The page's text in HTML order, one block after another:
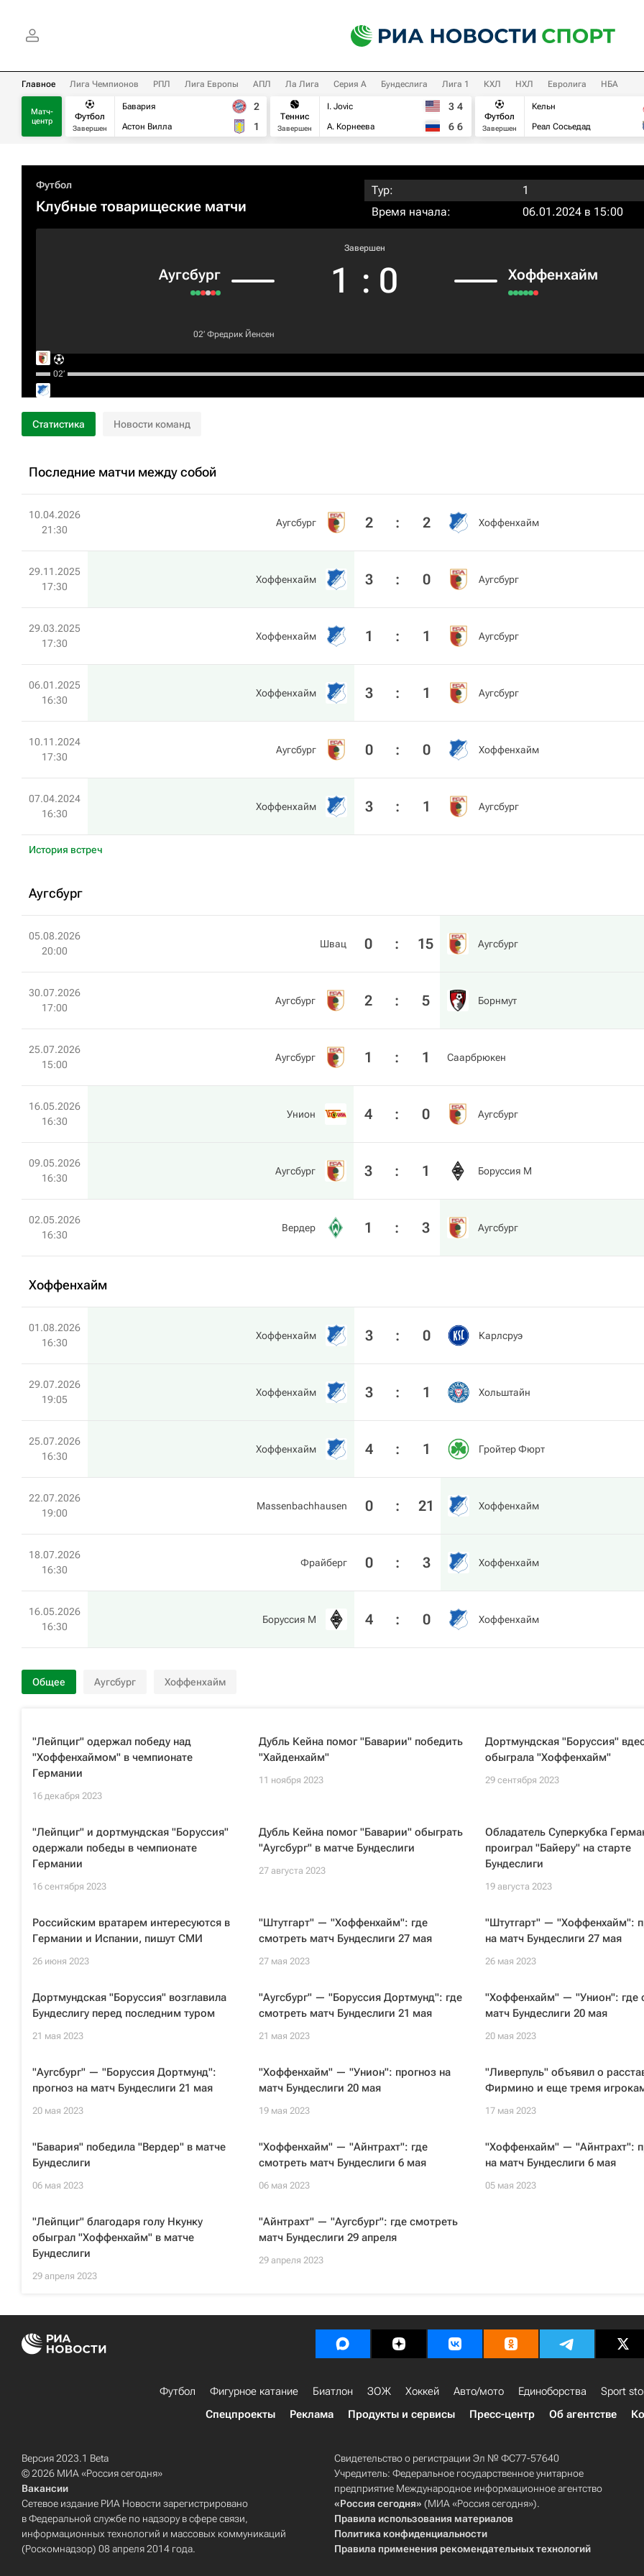
Главное Лига Чемпионов РПЛ Лига Европы АПЛ Ла Лига Серия А Бундеслига Лига 1 КХЛ НХЛ Евролига НБА
Матч-
центр
Футбол
Завершен
Бавария
Астон Вилла
2
1
Теннис
Завершен
I. Jovic
А. Корнеева
3 4
6 6
Футбол
Завершен
Кельн
Реал Сосьедад
Футбол
Клубные товарищеские матчи
Тур:
1
Время начала:
06.01.2024 в 15:00
Аугсбург
Завершен
1 : 0 Хоффенхайм
02‎’‎ Фредрик Йенсен
02‎’‎
Статистика Новости команд
Последние матчи между собой
10.04.2026
21:30
Аугсбург 2 : 2 Хоффенхайм
29.11.2025
17:30
Хоффенхайм 3 : 0 Аугсбург
29.03.2025
17:30
Хоффенхайм 1 : 1 Аугсбург
06.01.2025
16:30
Хоффенхайм 3 : 1 Аугсбург
10.11.2024
17:30
Аугсбург 0 : 0 Хоффенхайм
07.04.2024
16:30
Хоффенхайм 3 : 1 Аугсбург
История встреч
Аугсбург
05.08.2026
20:00
Швац 0 : 15 Аугсбург
30.07.2026
17:00
Аугсбург 2 : 5 Борнмут
25.07.2026
15:00
Аугсбург 1 : 1 Саарбрюкен
16.05.2026
16:30
Унион 4 : 0 Аугсбург
09.05.2026
16:30
Аугсбург 3 : 1 Боруссия М
02.05.2026
16:30
Вердер 1 : 3 Аугсбург
Хоффенхайм
01.08.2026
16:30
Хоффенхайм 3 : 0 Карлсруэ
29.07.2026
19:05
Хоффенхайм 3 : 1 Хольштайн
25.07.2026
16:30
Хоффенхайм 4 : 1 Гройтер Фюрт
22.07.2026
19:00
Massenbachhausen 0 : 21 Хоффенхайм
18.07.2026
16:30
Фрайберг 0 : 3 Хоффенхайм
16.05.2026
16:30
Боруссия М 4 : 0 Хоффенхайм
Общее Аугсбург Хоффенхайм
"Лейпциг" одержал победу над
"Хоффенхаймом" в чемпионате
Германии
16 декабря 2023
Дубль Кейна помог "Баварии" победить
"Хайденхайм"
11 ноября 2023
Дортмундская "Боруссия"
обыграла "Хоффенхайм"
29 сентября 2023
"Лейпциг" и дортмундская "Боруссия"
одержали победы в чемпионате
Германии
16 сентября 2023
Дубль Кейна помог "Баварии" обыграть
"Аугсбург" в матче Бундеслиги
27 августа 2023
Обладатель Суперкубка
проиграл "Байеру" на старте
Бундеслиги
19 августа 2023
Российским вратарем интересуются в
Германии и Испании, пишут СМИ
26 июня 2023
"Штутгарт" — "Хоффенхайм": где
смотреть матч Бундеслиги 27 мая
27 мая 2023
"Штутгарт" — "Хоффенхайм":
на матч Бундеслиги 27 мая
26 мая 2023
Дортмундская "Боруссия" возглавила
Бундеслигу перед последним туром
21 мая 2023
"Аугсбург" — "Боруссия Дортмунд": где
смотреть матч Бундеслиги 21 мая
21 мая 2023
"Хоффенхайм" — "Унион": где
матч Бундеслиги 20 мая
20 мая 2023
"Аугсбург" — "Боруссия Дортмунд":
прогноз на матч Бундеслиги 21 мая
20 мая 2023
"Хоффенхайм" — "Унион": прогноз на
матч Бундеслиги 20 мая
19 мая 2023
"Ливерпуль" объявил о
Фирмино и еще тремя
17 мая 2023
"Бавария" победила "Вердер" в матче
Бундеслиги
06 мая 2023
"Хоффенхайм" — "Айнтрахт": где
смотреть матч Бундеслиги 6 мая
06 мая 2023
"Хоффенхайм" — "Айнтрахт":
на матч Бундеслиги 6 мая
05 мая 2023
"Лейпциг" благодаря голу Нкунку
обыграл "Хоффенхайм" в матче
Бундеслиги
29 апреля 2023
"Айнтрахт" — "Аугсбург": где смотреть
матч Бундеслиги 29 апреля
29 апреля 2023
Футбол Фигурное катание Биатлон ЗОЖ Хоккей Авто/мото Единоборства Sport
Спецпроекты
Реклама Продукты и сервисы Пресс-центр Об агентстве
Версия 2023.1 Beta
© 2026 МИА «Россия сегодня»
Вакансии
Сетевое издание РИА Новости зарегистрировано
в Федеральной службе по надзору в сфере связи,
информационных технологий и массовых коммуникаций
(Роскомнадзор) 08 апреля 2014 года.
Свидетельство о регистрации Эл № ФС77-57640
Учредитель: Федеральное государственное унитарное
предприятие Международное информационное агентство
«Россия сегодня» (МИА «Россия сегодня»).
Правила использования материалов
Политика конфиденциальности
Правила применения рекомендательных технологий